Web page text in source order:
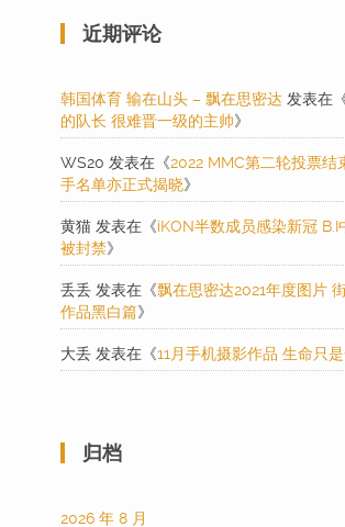
近期评论
韩国体育 输在山头 – 飘在思密达 发表在
的队长 很难晋一级的主帅》
WS20 发表在《2022 MMC第二轮投票结
手名单亦正式揭晓》
黄猫 发表在《iKON半数成员感染新冠 B.I
被封禁》
丢丢 发表在《飘在思密达2021年度图片
作品黑白篇》
大丢 发表在《11月手机摄影作品 生命只
归档
2026 年 8 月